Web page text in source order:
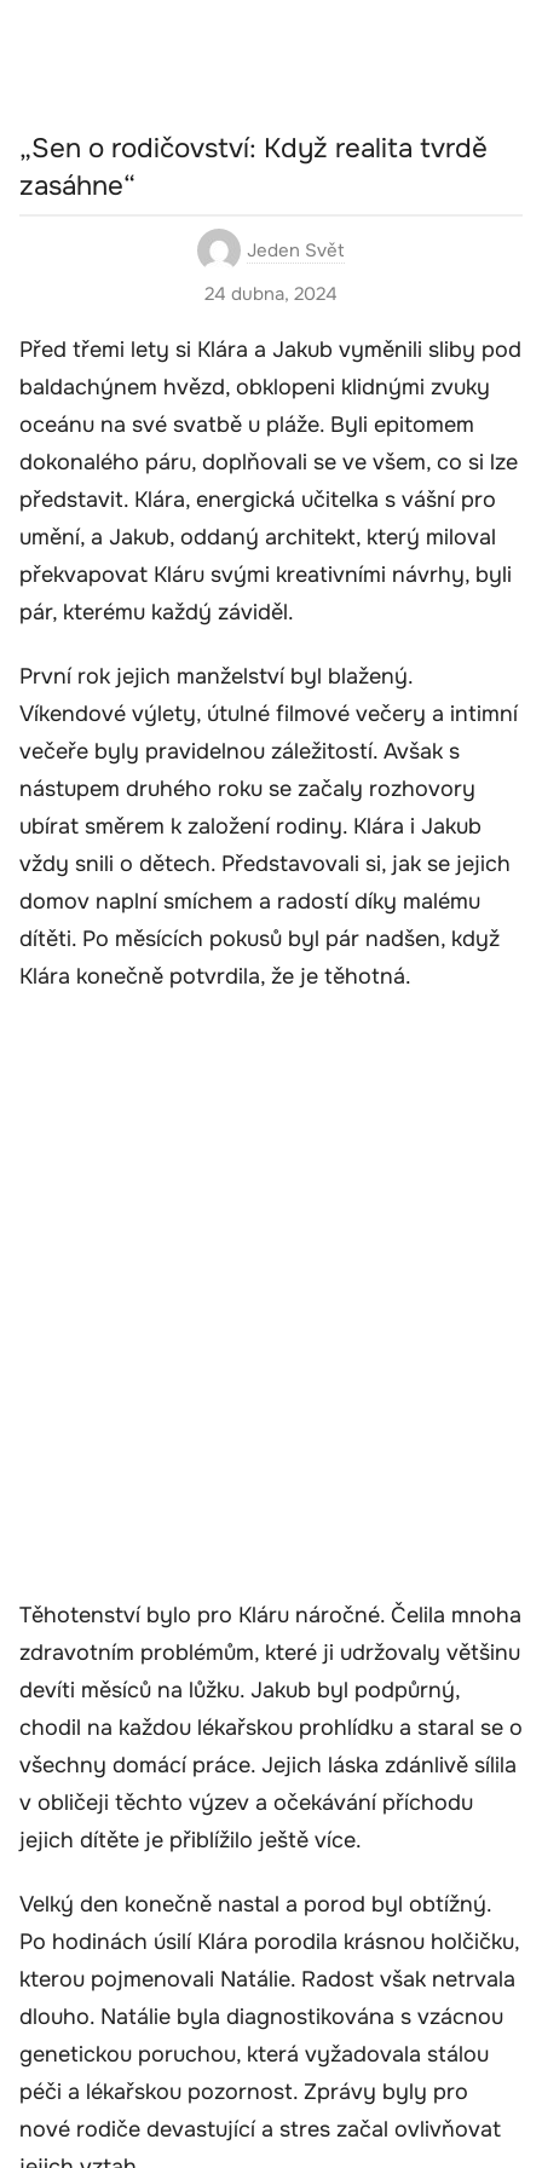
„Sen o rodičovství: Když realita tvrdě
zasáhne“
Jeden Svět
24 dubna, 2024
Před třemi lety si Klára a Jakub vyměnili sliby pod
baldachýnem hvězd, obklopeni klidnými zvuky
oceánu na své svatbě u pláže. Byli epitomem
dokonalého páru, doplňovali se ve všem, co si lze
představit. Klára, energická učitelka s vášní pro
umění, a Jakub, oddaný architekt, který miloval
překvapovat Kláru svými kreativními návrhy, byli
pár, kterému každý záviděl.
První rok jejich manželství byl blažený.
Víkendové výlety, útulné filmové večery a intimní
večeře byly pravidelnou záležitostí. Avšak s
nástupem druhého roku se začaly rozhovory
ubírat směrem k založení rodiny. Klára i Jakub
vždy snili o dětech. Představovali si, jak se jejich
domov naplní smíchem a radostí díky malému
dítěti. Po měsících pokusů byl pár nadšen, když
Klára konečně potvrdila, že je těhotná.
Těhotenství bylo pro Kláru náročné. Čelila mnoha
zdravotním problémům, které ji udržovaly většinu
devíti měsíců na lůžku. Jakub byl podpůrný,
chodil na každou lékařskou prohlídku a staral se o
všechny domácí práce. Jejich láska zdánlivě sílila
v obličeji těchto výzev a očekávání příchodu
jejich dítěte je přiblížilo ještě více.
Velký den konečně nastal a porod byl obtížný.
Po hodinách úsilí Klára porodila krásnou holčičku,
kterou pojmenovali Natálie. Radost však netrvala
dlouho. Natálie byla diagnostikována s vzácnou
genetickou poruchou, která vyžadovala stálou
péči a lékařskou pozornost. Zprávy byly pro
nové rodiče devastující a stres začal ovlivňovat